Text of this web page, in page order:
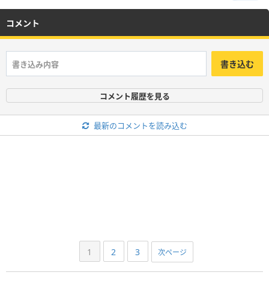
コメント
書き込む
コメント履歴を見る
最新のコメントを読み込む
1 2 3 次ページ